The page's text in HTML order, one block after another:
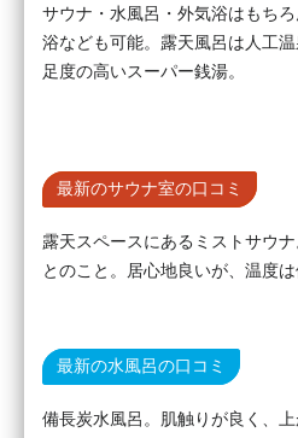
サウナ・水風呂・外気浴はもち
浴なども可能。露天風呂は人工
足度の高いスーパー銭湯。
最新のサウナ室の口コミ
露天スペースにあるミストサウ
とのこと。居心地良いが、温度は
最新の水風呂の口コミ
備長炭水風呂。肌触りが良く、